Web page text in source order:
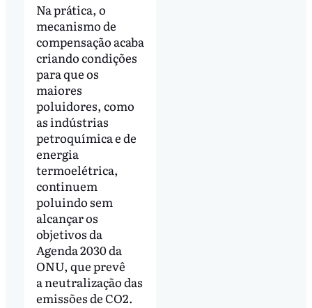
Na prática, o
mecanismo de
compensação acaba
criando condições
para que os
maiores
poluidores, como
as indústrias
petroquímica e de
energia
termoelétrica,
continuem
poluindo sem
alcançar os
objetivos da
Agenda 2030 da
ONU, que prevê
a neutralização das
emissões de CO2.